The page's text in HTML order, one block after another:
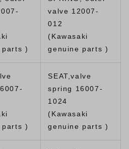
parts )
valve 12007-
012
(Kawasaki
genuine parts )
parts )
SEAT,valve
spring 16007-
1024
(Kawasaki
genuine parts )